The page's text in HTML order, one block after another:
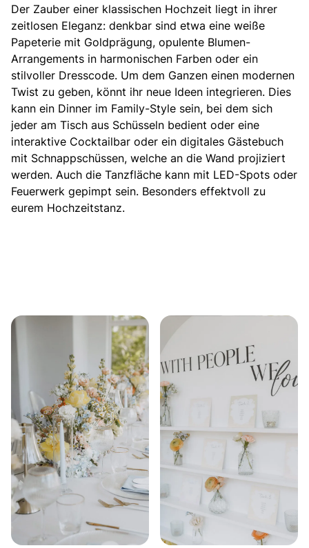
Der Zauber einer klassischen Hochzeit liegt in ihrer
zeitlosen Eleganz: denkbar sind etwa eine weiße
Papeterie mit Goldprägung, opulente Blumen-
Arrangements in harmonischen Farben oder ein
stilvoller Dresscode. Um dem Ganzen einen modernen
Twist zu geben, könnt ihr neue Ideen integrieren. Dies
kann ein Dinner im Family-Style sein, bei dem sich
jeder am Tisch aus Schüsseln bedient oder eine
interaktive Cocktailbar oder ein digitales Gästebuch
mit Schnappschüssen, welche an die Wand projiziert
werden. Auch die Tanzfläche kann mit LED-Spots oder
Feuerwerk gepimpt sein. Besonders effektvoll zu
eurem Hochzeitstanz.